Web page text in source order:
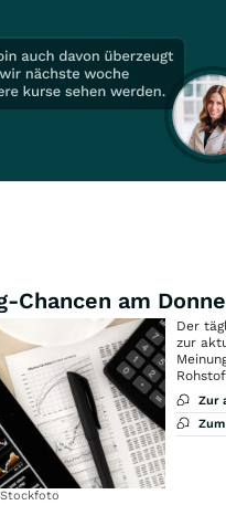
Chancen am
Der
zur
Zur